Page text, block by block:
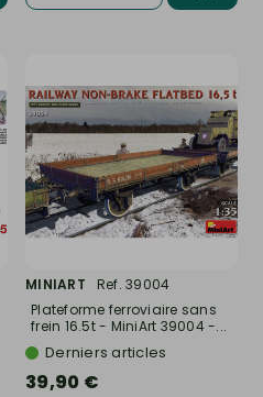
MINIART
Ref. 39004
Plateforme ferroviaire sans
frein 16.5t - MiniArt 39004 -...
Derniers articles
39,90 €